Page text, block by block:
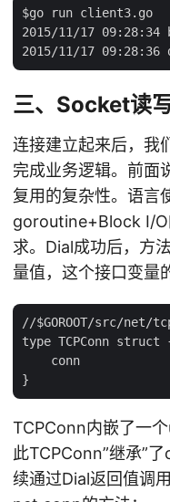
$go run client3.go
2015/11/17
三、Socket读
连接建立起来后，我
完成业务逻辑。前面
复用的复杂性。语言
goroutine+Block I/O
求。Dial成功后，方
量值，这个接口变量
//$GOROOT/src/net/
type TCPConn struct
    conn
TCPConn内嵌了一
此TCPConn”继承”
续通过Dial返回值调